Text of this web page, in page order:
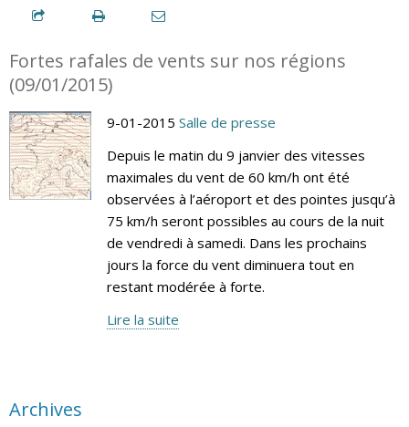
Fortes rafales de vents sur nos régions
(09/01/2015)
9-01-2015 Salle de presse
Depuis le matin du 9 janvier des vitesses
maximales du vent de 60 km/h ont été
observées à l’aéroport et des pointes jusqu’à
75 km/h seront possibles au cours de la nuit
de vendredi à samedi. Dans les prochains
jours la force du vent diminuera tout en
restant modérée à forte.
Lire la suite
Archives